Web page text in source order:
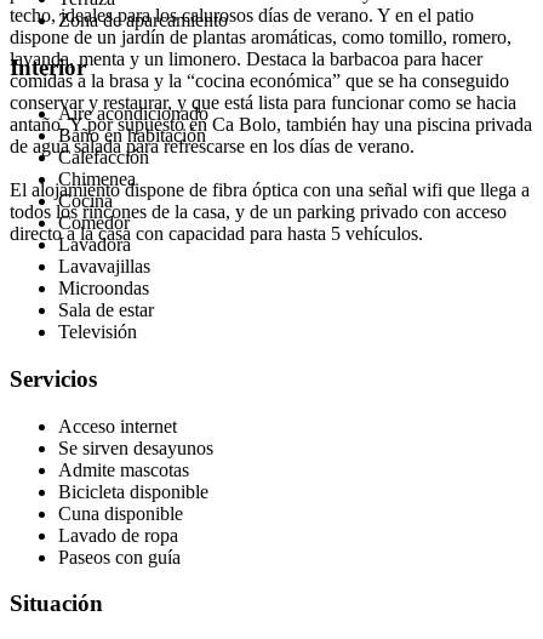
techo, ideales para los calurosos días de verano. Y en el patio
dispone de un jardín de plantas aromáticas, como tomillo, romero,
lavanda, menta y un limonero. Destaca la barbacoa para hacer
comidas a la brasa y la “cocina económica” que se ha conseguido
conservar y restaurar, y que está lista para funcionar como se hacia
antaño. Y por supuesto en Ca Bolo, también hay una piscina privada
de agua salada para refrescarse en los días de verano.
El alojamiento dispone de fibra óptica con una señal wifi que llega a
todos los rincones de la casa, y de un parking privado con acceso
directo a la casa con capacidad para hasta 5 vehículos.
Zona de aparcamiento
Interior
Aire acondicionado
Baño en habitación
Calefacción
Chimenea
Cocina
Comedor
Lavadora
Lavavajillas
Microondas
Sala de estar
Televisión
Servicios
Acceso internet
Se sirven desayunos
Admite mascotas
Bicicleta disponible
Cuna disponible
Lavado de ropa
Paseos con guía
Situación